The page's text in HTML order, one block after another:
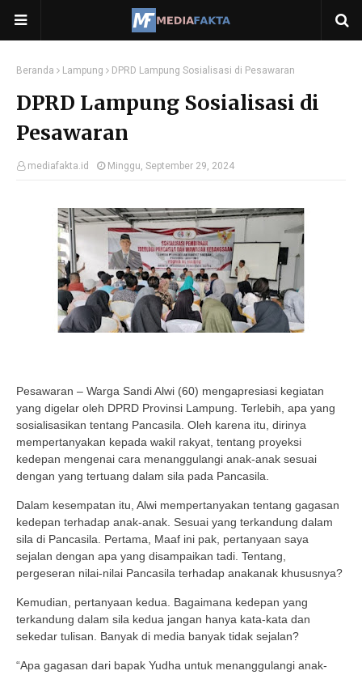
Beranda Lampung DPRD Lampung Sosialisasi di Pesawaran
DPRD Lampung Sosialisasi di
Pesawaran
mediafakta.id Minggu, September 29, 2024
Pesawaran – Warga Sandi Alwi (60) mengapresiasi kegiatan
yang digelar oleh DPRD Provinsi Lampung. Terlebih, apa yang
sosialisasikan tentang Pancasila. Oleh karena itu, dirinya
mempertanyakan kepada wakil rakyat, tentang proyeksi
kedepan mengenai cara menanggulangi anak-anak sesuai
dengan yang tertuang dalam sila pada Pancasila.
Dalam kesempatan itu, Alwi mempertanyakan tentang gagasan
kedepan terhadap anak-anak. Sesuai yang terkandung dalam
sila di Pancasila. Pertama, Maaf ini pak, pertanyaan saya
sejalan dengan apa yang disampaikan tadi. Tentang,
pergeseran nilai-nilai Pancasila terhadap anakanak khususnya?
Kemudian, pertanyaan kedua. Bagaimana kedepan yang
terkandung dalam sila kedua jangan hanya kata-kata dan
sekedar tulisan. Banyak di media banyak tidak sejalan?
“Apa gagasan dari bapak Yudha untuk menanggulangi anak-